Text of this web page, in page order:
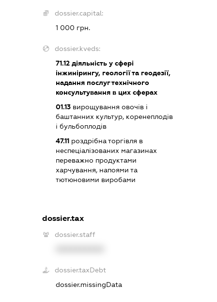
dossier.capital:
1 000 грн.
dossier.kveds:
71.12діяльність у сфері
інжинірингу, геології та геодезії,
надання послуг технічного
консультування в цих сферах
01.13вирощування овочів і
баштанних культур, коренеплодів
і бульбоплодів
47.11роздрібна торгівля в
неспеціалізованих магазинах
переважно продуктами
харчування, напоями та
тютюновими виробами
dossier.tax
dossier.staff
dossier.taxDebt
dossier.missingData